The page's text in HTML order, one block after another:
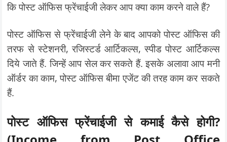
कि पोस्ट ऑफिस फ्रेंचाईजी लेकर आप क्या काम करने वाले हैं?
पोस्ट ऑफिस से फ्रेंचाईजी लेने के बाद आपको पोस्ट ऑफिस की
तरफ से स्टेशनरी, रजिस्टर्ड आर्टिकल्स, स्पीड पोस्ट आर्टिकल्स
दिये जाते हैं. जिन्हें आप सेल कर सकते हैं. इसके अलावा आप मनी
ऑर्डर का काम, पोस्ट ऑफिस बीमा एजेंट की तरह काम कर सकते
हैं.
पोस्ट ऑफिस फ्रेंचाईजी से कमाई कैसे होगी?